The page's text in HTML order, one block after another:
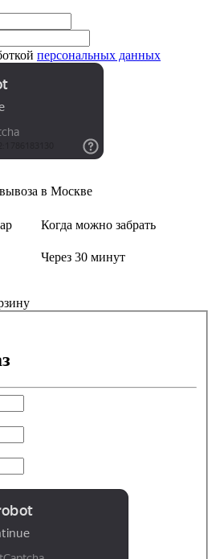
персональных данных
в Москве
Когда можно забрать
Через 30 минут